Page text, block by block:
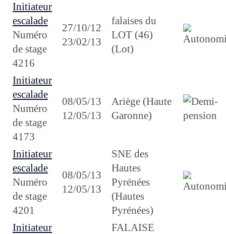
Initiateur
escalade
Numéro
de stage
4216
27/10/12
23/02/13
falaises du
LOT (46)
(Lot)
Initiateur
escalade
Numéro
de stage
4173
08/05/13
12/05/13
Ariège (Haute
Garonne)
Initiateur
escalade
Numéro
de stage
4201
08/05/13
12/05/13
SNE des
Hautes
Pyrénées
(Hautes
Pyrénées)
Initiateur
FALAISE